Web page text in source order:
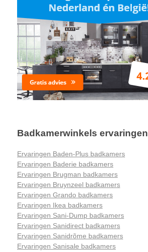
Badkamerwinkels ervaringen
Ervaringen Baden-Plus badkamers
Ervaringen Baderie badkamers
Ervaringen Brugman badkamers
Ervaringen Bruynzeel badkamers
Ervaringen Grando badkamers
Ervaringen Ikea badkamers
Ervaringen Sani-Dump badkamers
Ervaringen Sanidirect badkamers
Ervaringen Sanidrõme badkamers
Ervaringen Sanisale badkamers